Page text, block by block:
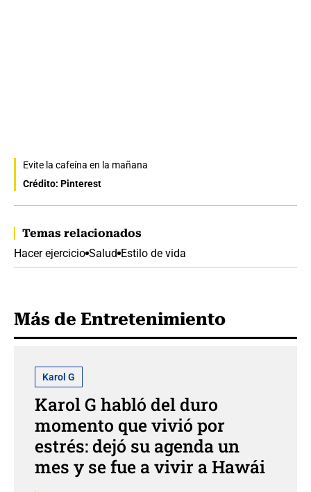
Evite la cafeína en la mañana
Crédito: Pinterest
Temas relacionados
Hacer ejercicio Salud Estilo de vida
Más de Entretenimiento
Karol G
Karol G habló del duro
momento que vivió por
estrés: dejó su agenda un
mes y se fue a vivir a Hawái